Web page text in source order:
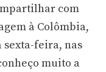
com
à Colômbia,
sexta-feira, nas
muito a